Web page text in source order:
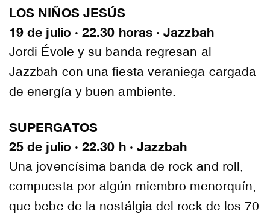
LOS NIÑOS JESÚS
19 de julio · 22.30 horas · Jazzbah
Jordi Évole y su banda regresan al
Jazzbah con una fiesta veraniega cargada
de energía y buen ambiente.
SUPERGATOS
25 de julio · 22.30 h · Jazzbah
Una jovencísima banda de rock and roll,
compuesta por algún miembro menorquín,
que bebe de la nostálgia del rock de los 70